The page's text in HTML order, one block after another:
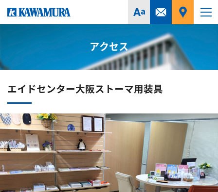
アクセス
エイドセンター大阪ストーマ用装具